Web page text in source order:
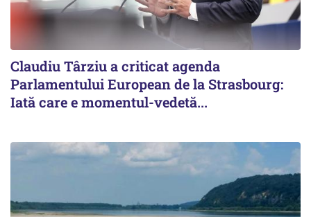
Claudiu Târziu a criticat agenda
Parlamentului European de la Strasbourg:
Iată care e momentul-vedetă...